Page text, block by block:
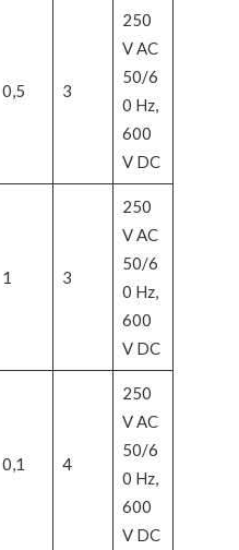
0,5 3
250
V AC
50/6
0 Hz,
600
V DC
1 3
250
V AC
50/6
0 Hz,
600
V DC
0,1 4
250
V AC
50/6
0 Hz,
600
V DC